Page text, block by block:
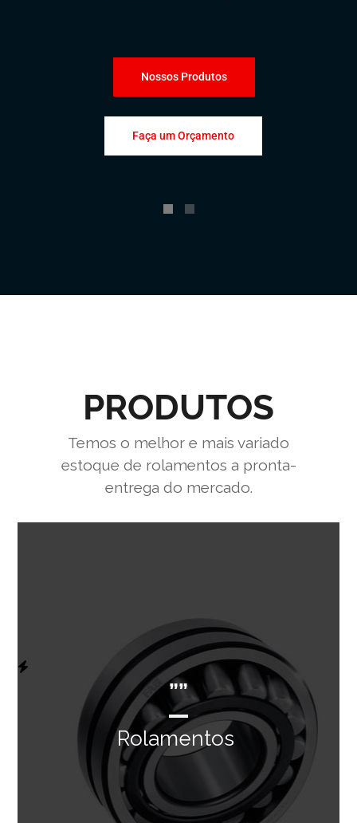
Nossos Produtos
Faça um Orçamento
PRODUTOS
Temos o melhor e mais variado
estoque de rolamentos a pronta-
entrega do mercado.
””
Rolamentos